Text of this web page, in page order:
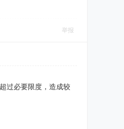
举报
过必要限度，造成较